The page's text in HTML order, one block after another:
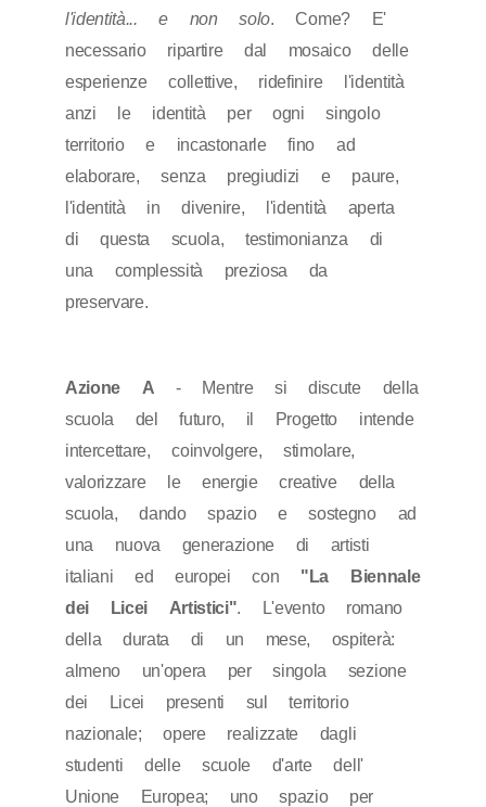
l'identità... e non solo. Come? E'
necessario ripartire dal mosaico delle
esperienze collettive, ridefinire l'identità
anzi le identità per ogni singolo
territorio e incastonarle fino ad
elaborare, senza pregiudizi e paure,
l'identità in divenire, l'identità aperta
di questa scuola, testimonianza di
una complessità preziosa da
preservare.
Azione A - Mentre si discute della
scuola del futuro, il Progetto intende
intercettare, coinvolgere, stimolare,
valorizzare le energie creative della
scuola, dando spazio e sostegno ad
una nuova generazione di artisti
italiani ed europei con "La Biennale
dei Licei Artistici". L'evento romano
della durata di un mese, ospiterà:
almeno un'opera per singola sezione
dei Licei presenti sul territorio
nazionale; opere realizzate dagli
studenti delle scuole d'arte dell'
Unione Europea; uno spazio per